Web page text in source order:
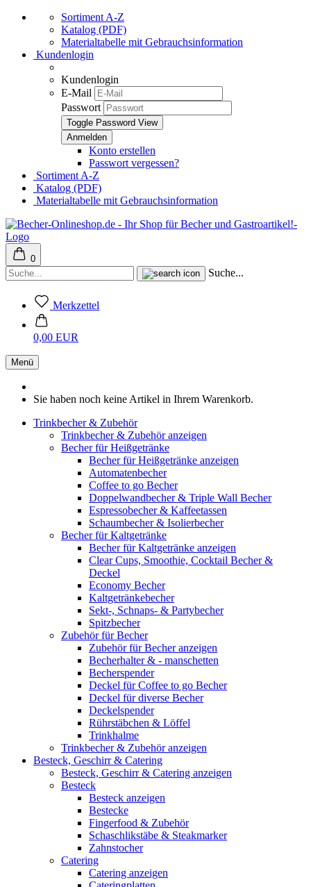
Sortiment A-Z
Katalog (PDF)
Materialtabelle mit Gebrauchsinformation
Kundenlogin
Kundenlogin
E-Mail
Passwort
Toggle Password View
Konto erstellen
Passwort vergessen?
Sortiment A-Z
Katalog (PDF)
Materialtabelle mit Gebrauchsinformation
0
Suche...
Merkzettel
0,00 EUR
Menü
Sie haben noch keine Artikel in Ihrem Warenkorb.
Trinkbecher & Zubehör
Trinkbecher & Zubehör anzeigen
Becher für Heißgetränke
Becher für Heißgetränke anzeigen
Automatenbecher
Coffee to go Becher
Doppelwandbecher & Triple Wall Becher
Espressobecher & Kaffeetassen
Schaumbecher & Isolierbecher
Becher für Kaltgetränke
Becher für Kaltgetränke anzeigen
Clear Cups, Smoothie, Cocktail Becher &
Deckel
Economy Becher
Kaltgetränkebecher
Sekt-, Schnaps- & Partybecher
Spitzbecher
Zubehör für Becher
Zubehör für Becher anzeigen
Becherhalter & - manschetten
Becherspender
Deckel für Coffee to go Becher
Deckel für diverse Becher
Deckelspender
Rührstäbchen & Löffel
Trinkhalme
Trinkbecher & Zubehör anzeigen
Besteck, Geschirr & Catering
Besteck, Geschirr & Catering anzeigen
Besteck
Besteck anzeigen
Bestecke
Fingerfood & Zubehör
Schaschlikstäbe & Steakmarker
Zahnstocher
Catering
Catering anzeigen